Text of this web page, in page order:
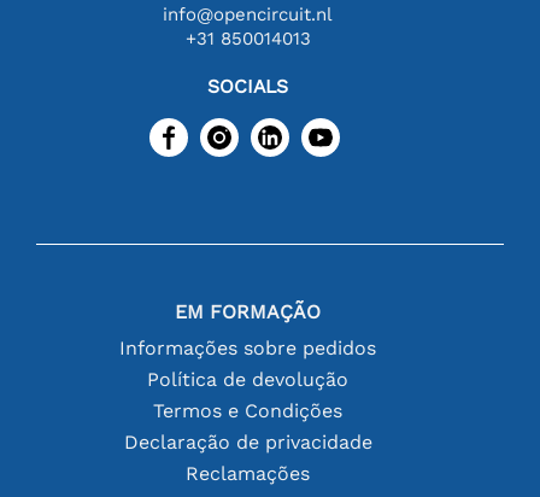
info@opencircuit.nl
+31 850014013
SOCIALS
EM FORMAÇÃO
Informações sobre pedidos
Política de devolução
Termos e Condições
Declaração de privacidade
Reclamações